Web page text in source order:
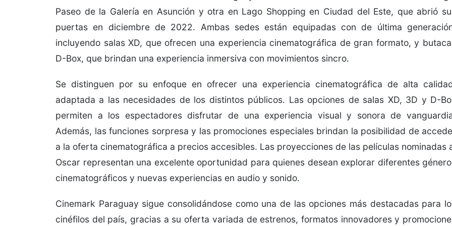
Paseo de la Galería en Asunción y otra en Lago Shopping en Ciudad del Este, que abrió
puertas en diciembre de 2022. Ambas sedes están equipadas con de última
incluyendo salas XD, que ofrecen una experiencia cinematográfica de gran formato, y
D-Box, que brindan una experiencia inmersiva con movimientos sincro.
Se distinguen por su enfoque en ofrecer una experiencia cinematográfica de alta
adaptada a las necesidades de los distintos públicos. Las opciones de salas XD, 3D y D-
permiten a los espectadores disfrutar de una experiencia visual y sonora de
Además, las funciones sorpresa y las promociones especiales brindan la posibilidad de
a la oferta cinematográfica a precios accesibles. Las proyecciones de las películas nominadas
Oscar representan una excelente oportunidad para quienes desean explorar diferentes
cinematográficos y nuevas experiencias en audio y sonido.
Cinemark Paraguay sigue consolidándose como una de las opciones más destacadas para
cinéfilos del país, gracias a su oferta variada de estrenos, formatos innovadores y